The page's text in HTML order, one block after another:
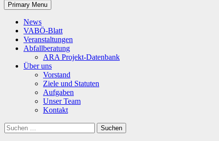
Primary Menu
News
VABÖ-Blatt
Veranstaltungen
Abfallberatung
ARA Projekt-Datenbank
Über uns
Vorstand
Ziele und Statuten
Aufgaben
Unser Team
Kontakt
Suchen
nach: